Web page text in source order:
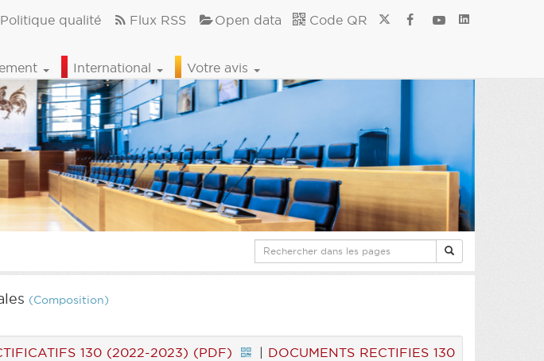
qualité Flux RSS Open data Code QR
International Votre avis
(Composition)
130 (2022-2023) (PDF) | DOCUMENTS RECTIFIES 130